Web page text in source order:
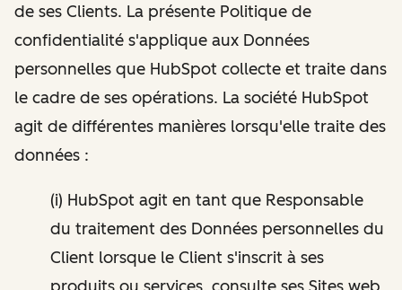
de ses Clients. La présente Politique de
confidentialité s'applique aux Données
personnelles que HubSpot collecte et traite dans
le cadre de ses opérations. La société HubSpot
agit de différentes manières lorsqu'elle traite des
données :
(i) HubSpot agit en tant que Responsable
du traitement des Données personnelles du
Client lorsque le Client s'inscrit à ses